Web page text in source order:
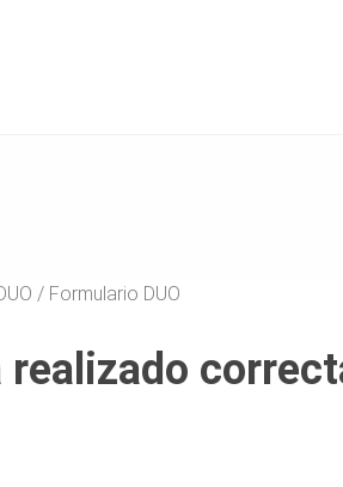
Formulario DUO